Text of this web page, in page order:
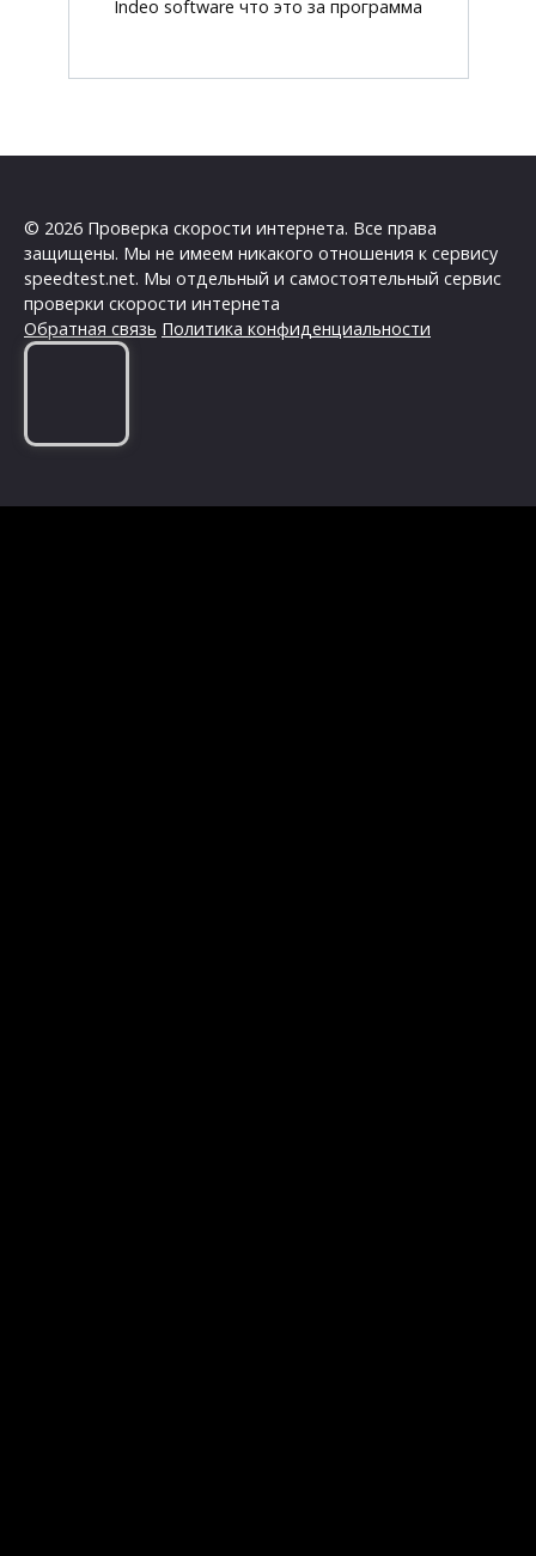
Indeo software что это за программа
© 2026 Проверка скорости интернета. Все права
защищены. Мы не имеем никакого отношения к сервису
speedtest.net. Мы отдельный и самостоятельный сервис
проверки скорости интернета
Обратная связь Политика конфиденциальности